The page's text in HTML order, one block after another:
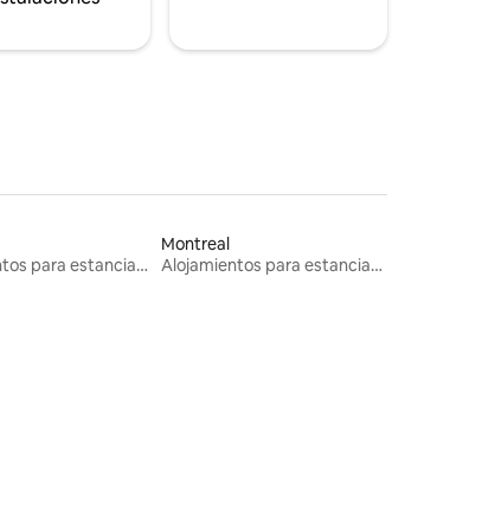
Alojamientos para estancias largas
Montreal
Alojamientos para estancias largas